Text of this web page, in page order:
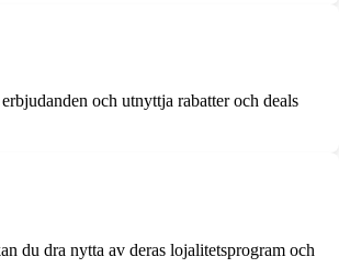
och utnyttja rabatter och deals
du dra nytta av deras lojalitetsprogram och